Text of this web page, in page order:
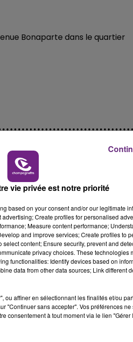
DE CAISSE
Bonaparte dans le quartier
DU TRAVAIL RAPPELLE À
LES CONDITIONS DE...
de début des vendange
être plus précoce que prévu,
Travail en profite pour rappeler
vie privée est notre priorité
based on your consent and/or our legitimate
Create profiles for personalised
Measure content performance;
and improve services; Create profiles to
content; Ensure security, prevent and
privacy choices. These technologies
functionalities: Identify devices based on
data from other data sources; Link different
ou affiner en sélectionnant les finalités et/ou
"Continuer sans accepter". Vos préférences
consentement à tout moment via le lien